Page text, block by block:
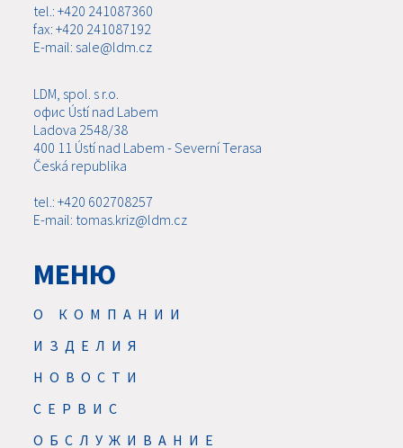
tel.: +420 241087360
fax: +420 241087192
E-mail: sale@ldm.cz
LDM, spol. s r.o.
офис Ústí nad Labem
Ladova 2548/38
400 11 Ústí nad Labem - Severní Terasa
Česká republika
tel.: +420 602708257
E-mail: tomas.kriz@ldm.cz
МЕНЮ
О КОМПАНИИ
ИЗДЕЛИЯ
НОВОСТИ
CЕРВИС
ОБСЛУЖИВАНИЕ